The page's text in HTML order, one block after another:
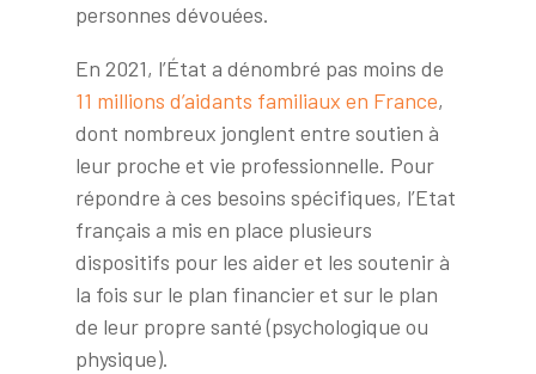
personnes dévouées.
En 2021, l’État a dénombré pas moins de
11 millions d’aidants familiaux en France,
dont nombreux jonglent entre soutien à
leur proche et vie professionnelle. Pour
répondre à ces besoins spécifiques, l’Etat
français a mis en place plusieurs
dispositifs pour les aider et les soutenir à
la fois sur le plan financier et sur le plan
de leur propre santé (psychologique ou
physique).